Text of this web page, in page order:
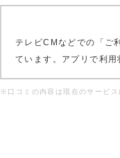
テレビCMなどでの「ご
ています。アプリで利用
※口コミの内容は現在のサービス